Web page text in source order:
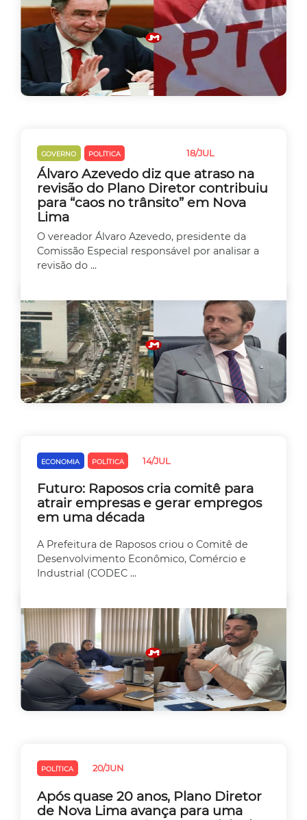
GOVERNO POLÍTICA 18/JUL
Álvaro Azevedo diz que atraso na
revisão do Plano Diretor contribuiu
para “caos no trânsito” em Nova
Lima
O vereador Álvaro Azevedo, presidente da
Comissão Especial responsável por analisar a
revisão do ...
ECONOMIA POLÍTICA 14/JUL
Futuro: Raposos cria comitê para
atrair empresas e gerar empregos
em uma década
A Prefeitura de Raposos criou o Comitê de
Desenvolvimento Econômico, Comércio e
Industrial (CODEC ...
POLÍTICA 20/JUN
Após quase 20 anos, Plano Diretor
de Nova Lima avança para uma